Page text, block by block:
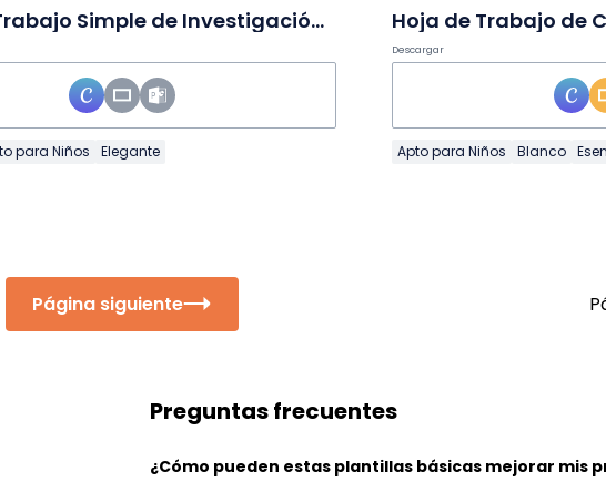
Hoja de Trabajo Simple de Investigación de Eventos Significativos
para Niños Elegante
Descargar
Apto para Niños Blanco
Página siguiente
Preguntas frecuentes
¿Cómo pueden estas plantillas básicas mejorar mis